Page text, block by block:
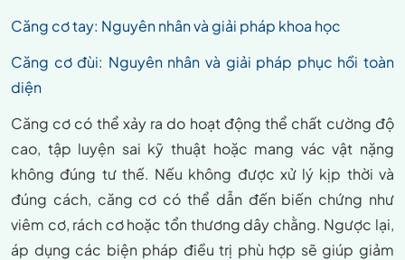
Căng cơ tay: Nguyên nhân và giải pháp khoa học
Căng cơ đùi: Nguyên nhân và giải pháp phục hồi toàn
diện
Căng cơ có thể xảy ra do hoạt động thể chất cường độ
cao, tập luyện sai kỹ thuật hoặc mang vác vật nặng
không đúng tư thế. Nếu không được xử lý kịp thời và
đúng cách, căng cơ có thể dẫn đến biến chứng như
viêm cơ, rách cơ hoặc tổn thương dây chằng. Ngược lại,
áp dụng các biện pháp điều trị phù hợp sẽ giúp giảm